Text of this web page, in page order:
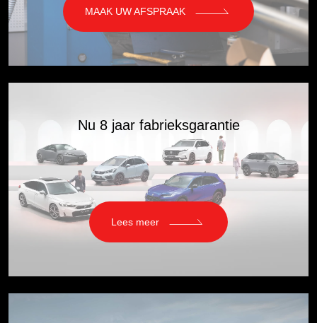
MAAK UW AFSPRAAK
Nu 8 jaar fabrieksgarantie
Lees meer